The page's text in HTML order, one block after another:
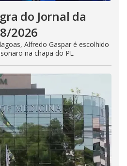
do Jornal da
2026
Alfredo Gaspar é escolhido
na chapa do PL